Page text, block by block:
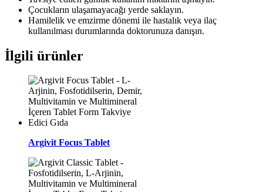
Çocukların ulaşamayacağı yerde saklayın.
Hamilelik ve emzirme dönemi ile hastalık veya ilaç
kullanılması durumlarında doktorunuza danışın.
İlgili ürünler
Argivit Focus Tablet